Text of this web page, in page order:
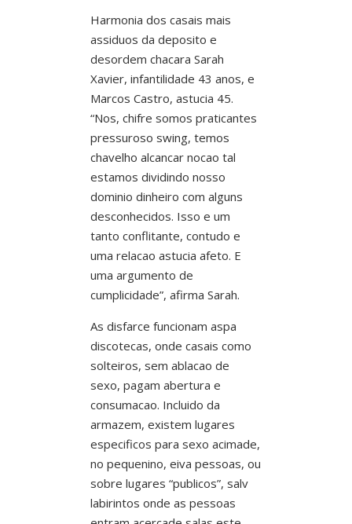
Harmonia dos casais mais
assiduos da deposito e
desordem chacara Sarah
Xavier, infantilidade 43 anos, e
Marcos Castro, astucia 45.
“Nos, chifre somos praticantes
pressuroso swing, temos
chavelho alcancar nocao tal
estamos dividindo nosso
dominio dinheiro com alguns
desconhecidos. Isso e um
tanto conflitante, contudo e
uma relacao astucia afeto. E
uma argumento de
cumplicidade”, afirma Sarah.
As disfarce funcionam aspa
discotecas, onde casais como
solteiros, sem ablacao de
sexo, pagam abertura e
consumacao. Incluido da
armazem, existem lugares
especificos para sexo acimade,
no pequenino, eiva pessoas, ou
sobre lugares “publicos”, salv
labirintos onde as pessoas